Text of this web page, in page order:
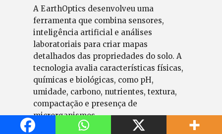
A EarthOptics desenvolveu uma
ferramenta que combina sensores,
inteligência artificial e análises
laboratoriais para criar mapas
detalhados das propriedades do solo. A
tecnologia avalia características físicas,
químicas e biológicas, como pH,
umidade, carbono, nutrientes, textura,
compactação e presença de
microrganismos.